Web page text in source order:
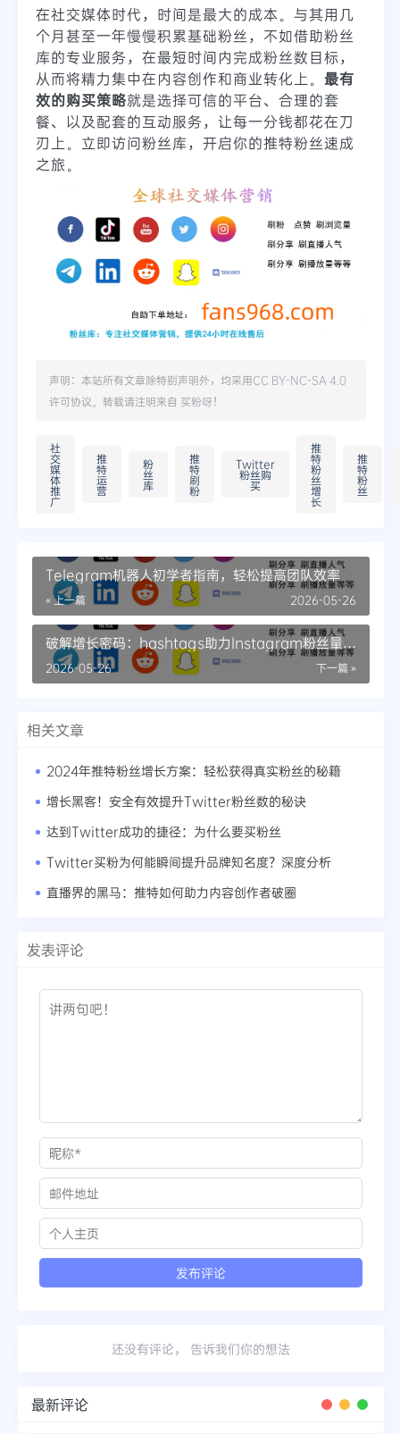
在社交媒体时代，时间是最大的成本。与其用几
个月甚至一年慢慢积累基础粉丝，不如借助粉丝
库的专业服务，在最短时间内完成粉丝数目标，
从而将精力集中在内容创作和商业转化上。 最有
效的购买策略就是选择可信的平台、合理的套
餐、以及配套的互动服务，让每一分钱都花在刀
刃上。立即访问粉丝库，开启你的推特粉丝速成
之旅。
声明：本站所有文章除特别声明外，均采用CC BY-NC-SA 4.0
许可协议。转载请注明来自 买粉呀！
社
交
媒
体
推
广
推
特
运
营
粉
丝
库
推
特
刷
粉
Twitter
粉丝购
买
推
特
粉
丝
增
长
推
特
粉
丝
Telegram机器人初学者指南，轻松提高团队效率
« 上一篇 2026-05-26
破解增长密码：hashtags助力Instagram粉丝量的
策略进化
下一篇 »
2026-05-26
相关文章
2024年推特粉丝增长方案：轻松获得真实粉丝的秘籍
增长黑客！安全有效提升Twitter粉丝数的秘诀
达到Twitter成功的捷径：为什么要买粉丝
Twitter买粉为何能瞬间提升品牌知名度？深度分析
直播界的黑马：推特如何助力内容创作者破圈
发表评论
还没有评论， 告诉我们你的想法
最新评论